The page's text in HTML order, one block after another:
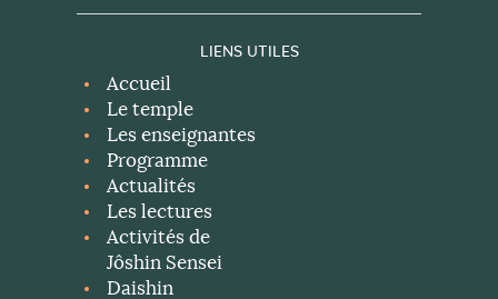
LIENS UTILES
Accueil
Le temple
Les enseignantes
Programme
Actualités
Les lectures
Activités de
Jôshin Sensei
Daishin